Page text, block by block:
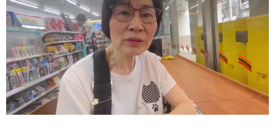
Unmute Loaded
68.36%